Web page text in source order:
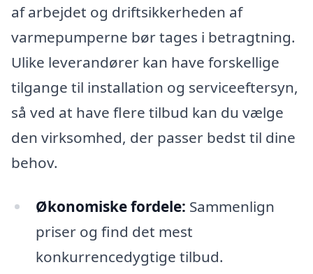
af arbejdet og driftsikkerheden af
varmepumperne bør tages i betragtning.
Ulike leverandører kan have forskellige
tilgange til installation og serviceeftersyn,
så ved at have flere tilbud kan du vælge
den virksomhed, der passer bedst til dine
behov.
Økonomiske fordele: Sammenlign
priser og find det mest
konkurrencedygtige tilbud.